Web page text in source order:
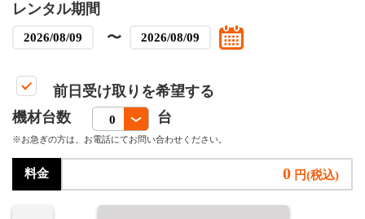
レンタル期間
〜
前日受け取りを希望する
機材台数
台
※お急ぎの方は、お電話にてお問い合わせください。
料金 0 円(税込)